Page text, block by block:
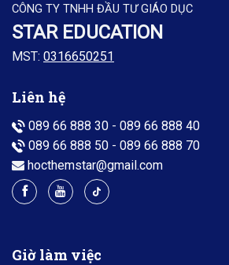
CÔNG TY TNHH ĐẦU TƯ GIÁO DỤC
STAR EDUCATION
MST: 0316650251
Liên hệ
089 66 888 30 - 089 66 888 40
089 66 888 50 - 089 66 888 70
hocthemstar@gmail.com
Giờ làm việc